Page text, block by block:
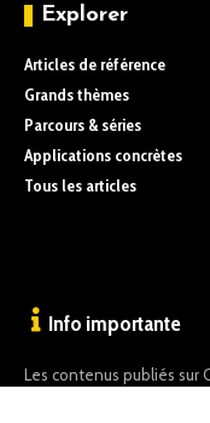
Explorer
Articles de référence
Grands thèmes
Parcours & séries
Applications concrètes
Tous les articles
Info importante
Les contenus publiés